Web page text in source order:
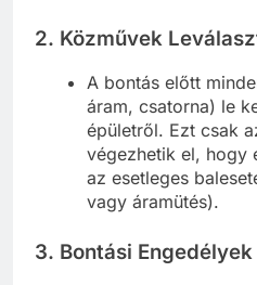
2. Közművek
A bontás előtt
áram, csatorna) le
épületről. Ezt csak
végezhetik el, hogy
az esetleges
vagy áramütés).
3. Bontási